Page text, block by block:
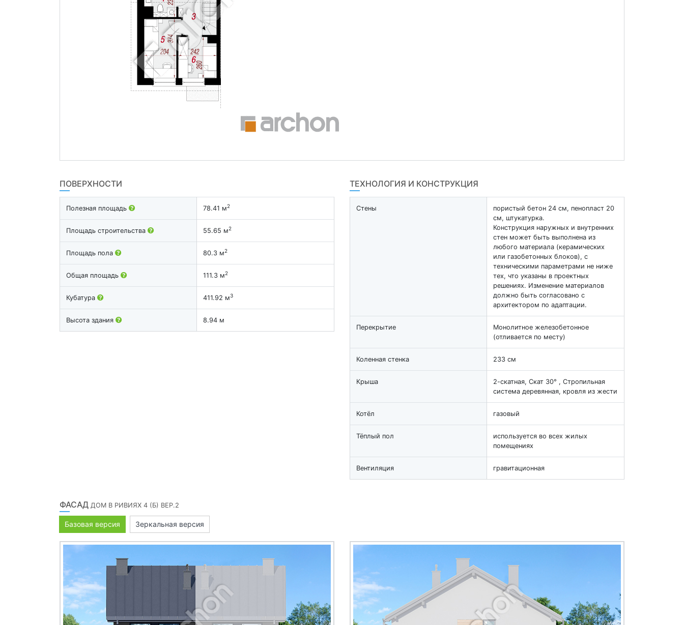
ПОВЕРХНОСТИ
Полезная площадь 78.41 м2
Площадь строительства 55.65 м2
Площадь пола 80.3 м2
Общая площадь 111.3 м2
Кубатура 411.92 м3
Высота здания 8.94 м
ТЕХНОЛОГИЯ И КОНСТРУКЦИЯ
Стены
пористый бетон 24 см, пенопласт 20
см, штукатурка.
Конструкция наружных и внутренних
стен может быть выполнена из
любого материала (керамических
или газобетонных блоков), с
техническими параметрами не ниже
тех, что указаны в проектных
решениях. Изменение материалов
должно быть согласовано с
архитектором по адаптации.
Перекрытие
Монолитное железобетонное
(отливается по месту)
Коленная стенка 233 см
Крыша
2-скатная, Скат 30° , Стропильная
система деревянная, кровля из жести
Котёл газовый
Тёплый пол
используется во всех жилых
помещениях
Вентиляция гравитационная
ФАСАД ДОМ В РИВИЯХ 4 (Б) ВЕР.2
Базовая версия Зеркальная версия